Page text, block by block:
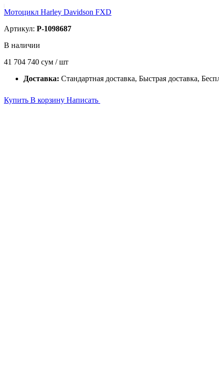
Мотоцикл Harley Davidson FXD
Артикул: P-1098687
В наличии
41 704 740 сум / шт
Доставка: Стандартная доставка, Быстрая доставка,
Купить В корзину Написать